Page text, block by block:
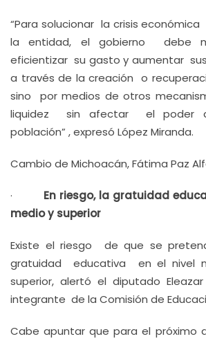
“Para solucionar la crisis
la entidad, el gobierno debe
eficientizar su gasto y aumentar
a través de la creación o
sino por medios de otros
liquidez sin afectar el poder
población” , expresó López Miranda.
Cambio de Michoacán, Fátima Paz
· En riesgo, la gratuidad
medio y superior
Existe el riesgo de que se
gratuidad educativa en el nivel
superior, alertó el diputado
integrante de la Comisión de
Cabe apuntar que para el próximo